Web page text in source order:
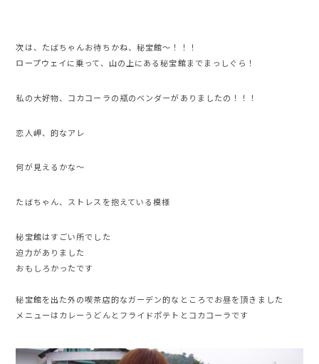
次は、たばちゃんお待ちかね、秘宝館〜！！！
ロープウェイに乗って、山の上にある秘宝館までまっしぐら！
私の大好物、コカコーラの瓶のベンダーがありましたの！！！
恋人岬、的なアレ
何が見えるかな〜
たばちゃん、ストレスを抱えている模様
秘宝館はすごい所でした
迫力がありました
おもしろかったです
秘宝館を出た外の喫茶店的なガーデン的なところでお昼を頂きました
メニューはカレーうどんとフライドポテトとコカコーラです